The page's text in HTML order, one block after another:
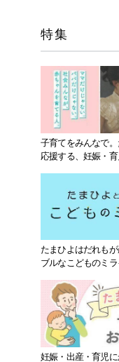
特集
子育てをみんなで
応援する、妊娠・
たまひよはだれも
ブルなこどものミ
妊娠・出産・育児